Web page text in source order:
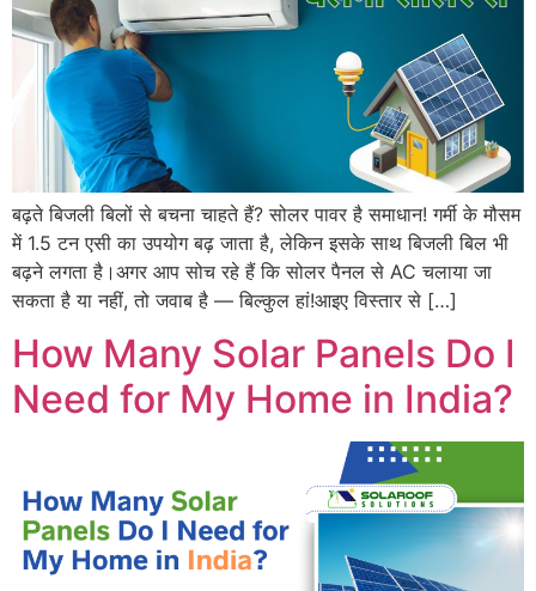
बढ़ते बिजली बिलों से बचना चाहते हैं? सोलर पावर है समाधान! गर्मी के मौसम
में 1.5 टन एसी का उपयोग बढ़ जाता है, लेकिन इसके साथ बिजली बिल भी
बढ़ने लगता है।अगर आप सोच रहे हैं कि सोलर पैनल से AC चलाया जा
सकता है या नहीं, तो जवाब है — बिल्कुल हां!आइए विस्तार से […]
How Many Solar Panels Do I
Need for My Home in India?